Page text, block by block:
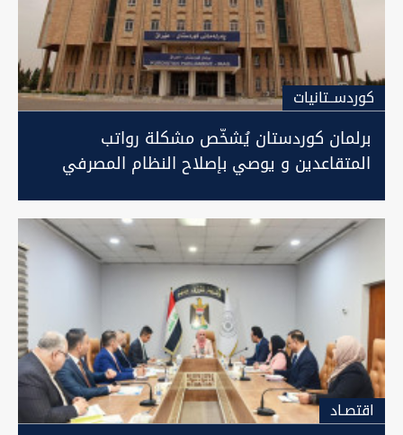
كوردســتانيات
برلمان كوردستان يُشخّص مشكلة رواتب
المتقاعدين و يوصي بإصلاح النظام المصرفي
اقتصـاد